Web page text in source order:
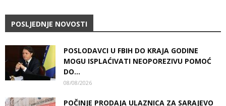
POSLJEDNJE NOVOSTI
POSLODAVCI U FBIH DO KRAJA GODINE
MOGU ISPLAĆIVATI NEOPOREZIVU POMOĆ
DO...
08/08/2026
POČINJE PRODAJA ULAZNICA ZA SARAJEVO